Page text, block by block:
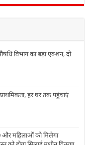
विभाग का बड़ा एक्शन, दो
हर घर तक पहुंचाएं
महिलाओं को मिलेगा